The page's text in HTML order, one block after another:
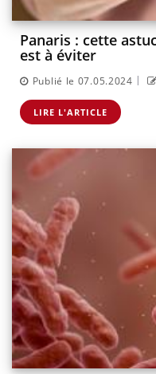
Panaris : cette
est à éviter
Publié le 07.05.2024 |
LIRE L'ARTICLE